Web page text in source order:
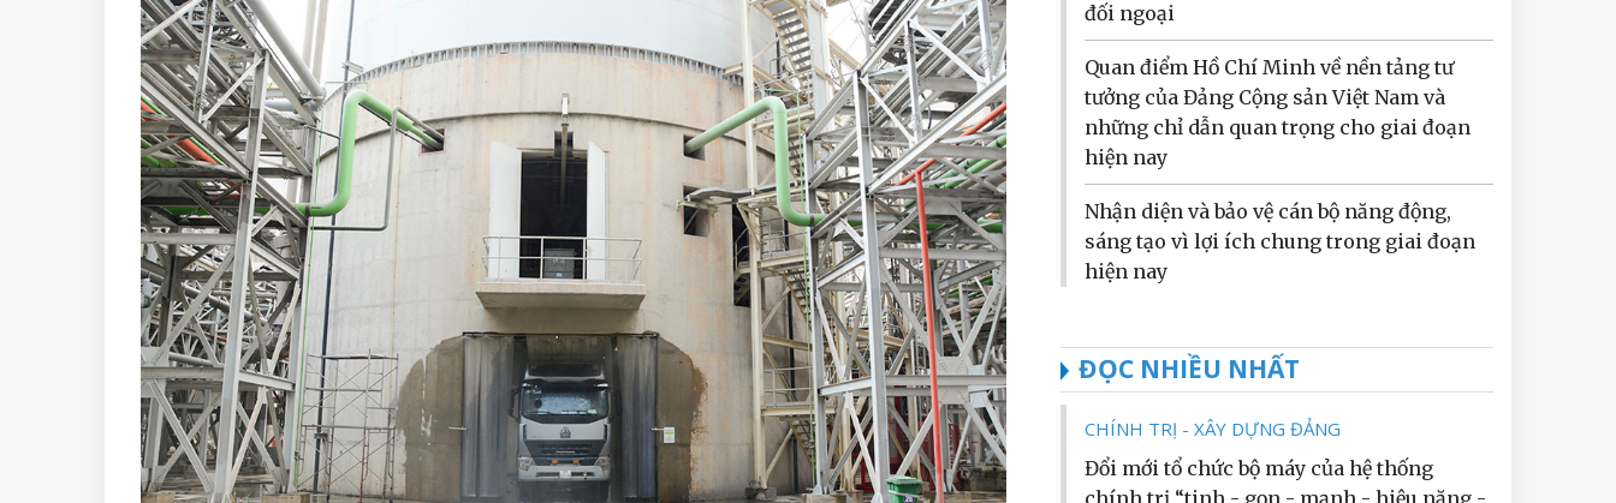
đối ngoại
Quan điểm Hồ Chí Minh về nền tảng tư
tưởng của Đảng Cộng sản Việt Nam và
những chỉ dẫn quan trọng cho giai đoạn
hiện nay
Nhận diện và bảo vệ cán bộ năng động,
sáng tạo vì lợi ích chung trong giai đoạn
hiện nay
ĐỌC NHIỀU NHẤT
CHÍNH TRỊ - XÂY DỰNG ĐẢNG
Đổi mới tổ chức bộ máy của hệ thống
chính trị “tinh - gọn - mạnh - hiệu năng -